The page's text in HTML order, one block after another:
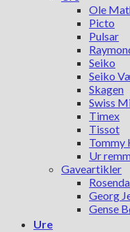
Ole
Picto
Pulsar
Seiko
Seiko
Skagen
Swiss
Timex
Tissot
Tommy
Ur
Gaveartikler
Georg
Gense
Ure